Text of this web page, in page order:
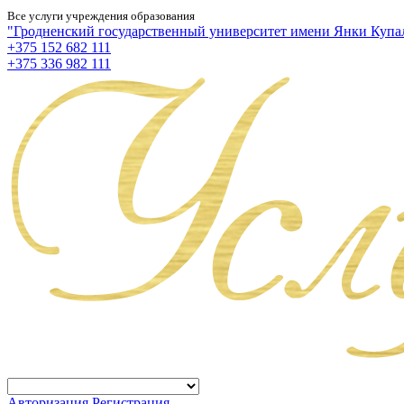
Все услуги учреждения образования
"Гродненский государственный университет имени Янки
+375 152 682 111
+375 336 982 111